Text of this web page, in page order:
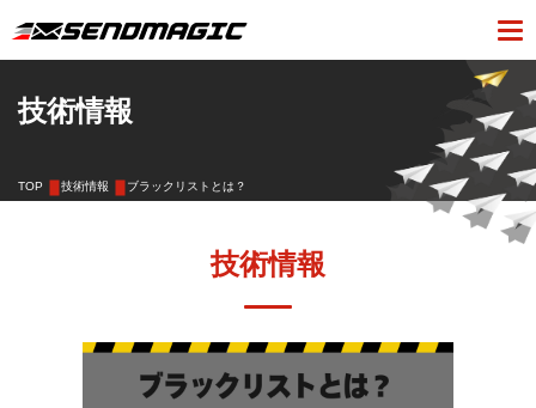
技術情報
TOP 技術情報 ブラックリストとは？
技術情報